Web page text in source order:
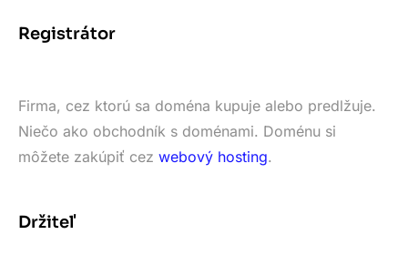
Registrátor
Firma, cez ktorú sa doména kupuje alebo predlžuje.
Niečo ako obchodník s doménami. Doménu si
môžete zakúpiť cez webový hosting.
Držiteľ